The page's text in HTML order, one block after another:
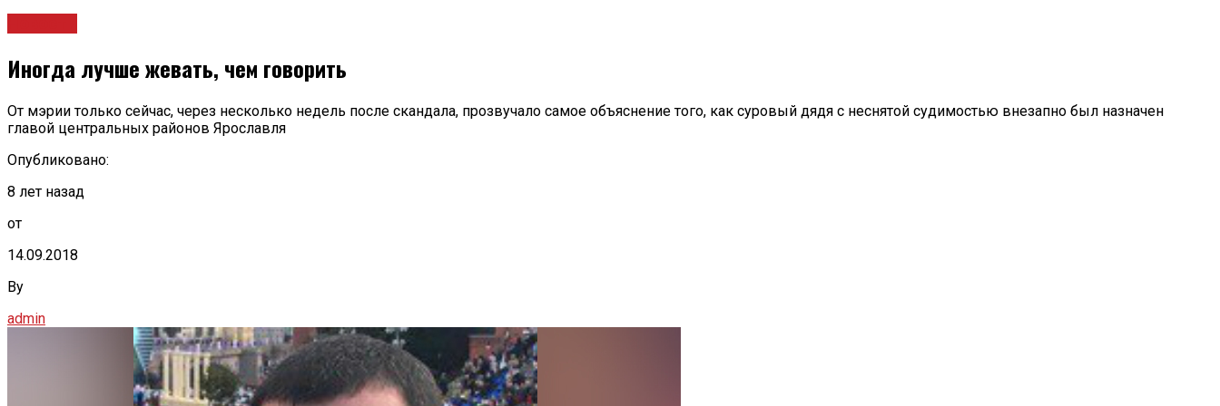
Иногда лучше жевать, чем говорить
От мэрии только сейчас, через несколько недель после скандала, прозвучало самое объяснение того, как суровый дядя с неснятой судимостью внезапно был назначен
главой центральных районов Ярославля
Опубликовано:
8 лет назад
от
14.09.2018
By
admin